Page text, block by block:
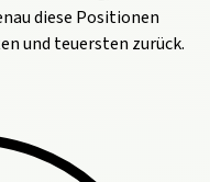
diese Positionen
und teuersten zurück.